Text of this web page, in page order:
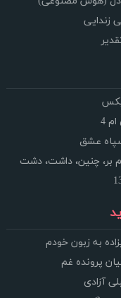
زندایی
عشق
بر، چنین، داشت، دشت
به زبون خودم
پرونده غم
آزادی